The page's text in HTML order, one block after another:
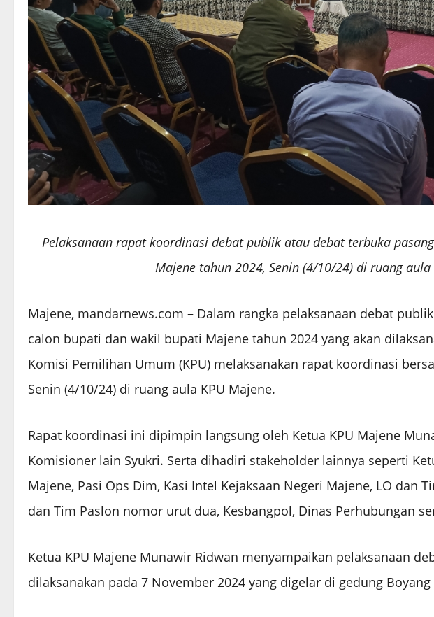
Pelaksanaan rapat koordinasi debat publik atau debat terbuka
Majene tahun 2024, Senin (4/10/24) di ruang aula
Majene, mandarnews.com – Dalam rangka pelaksanaan debat
calon bupati dan wakil bupati Majene tahun 2024 yang akan
Komisi Pemilihan Umum (KPU) melaksanakan rapat koordinasi
Senin (4/10/24) di ruang aula KPU Majene.
Rapat koordinasi ini dipimpin langsung oleh Ketua KPU Majene
Komisioner lain Syukri. Serta dihadiri stakeholder lainnya seperti
Majene, Pasi Ops Dim, Kasi Intel Kejaksaan Negeri Majene, LO dan
dan Tim Paslon nomor urut dua, Kesbangpol, Dinas Perhubungan
Ketua KPU Majene Munawir Ridwan menyampaikan pelaksanaan
dilaksanakan pada 7 November 2024 yang digelar di gedung